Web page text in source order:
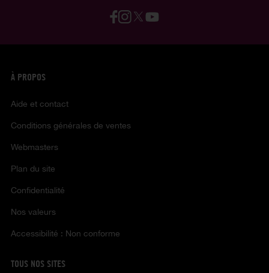
À PROPOS
Aide et contact
Conditions générales de ventes
Webmasters
Plan du site
Confidentialité
Nos valeurs
Accessibilité : Non conforme
TOUS NOS SITES